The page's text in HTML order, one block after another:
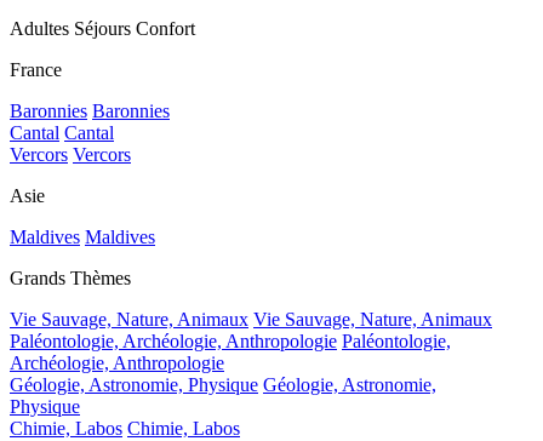
Adultes Séjours Confort
France
Baronnies Baronnies
Cantal Cantal
Vercors Vercors
Asie
Maldives Maldives
Grands Thèmes
Vie Sauvage, Nature, Animaux Vie Sauvage, Nature, Animaux
Paléontologie, Archéologie, Anthropologie Paléontologie,
Archéologie, Anthropologie
Géologie, Astronomie, Physique Géologie, Astronomie,
Physique
Chimie, Labos Chimie, Labos